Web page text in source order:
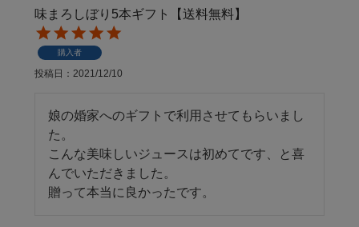
味まろしぼり5本ギフト【送料無料】
購入者
投稿日 2021/12/10
娘の婚家へのギフトで利用させてもらいまし
た。
こんな美味しいジュースは初めてです、と喜
んでいただきました。
贈って本当に良かったです。